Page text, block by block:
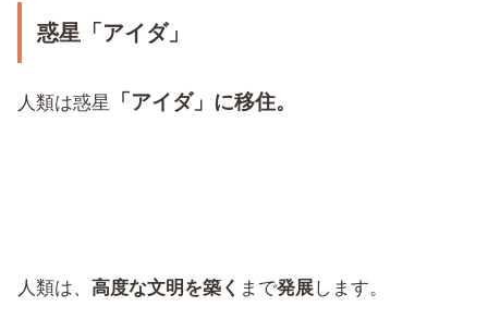
惑星「アイダ」
人類は惑星 「アイダ」に移住。
人類は、高度な文明を築く まで発展します。